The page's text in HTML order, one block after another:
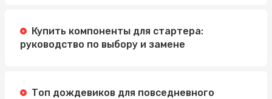
Купить компоненты для стартера:
руководство по выбору и замене
Топ дождевиков для повседневного